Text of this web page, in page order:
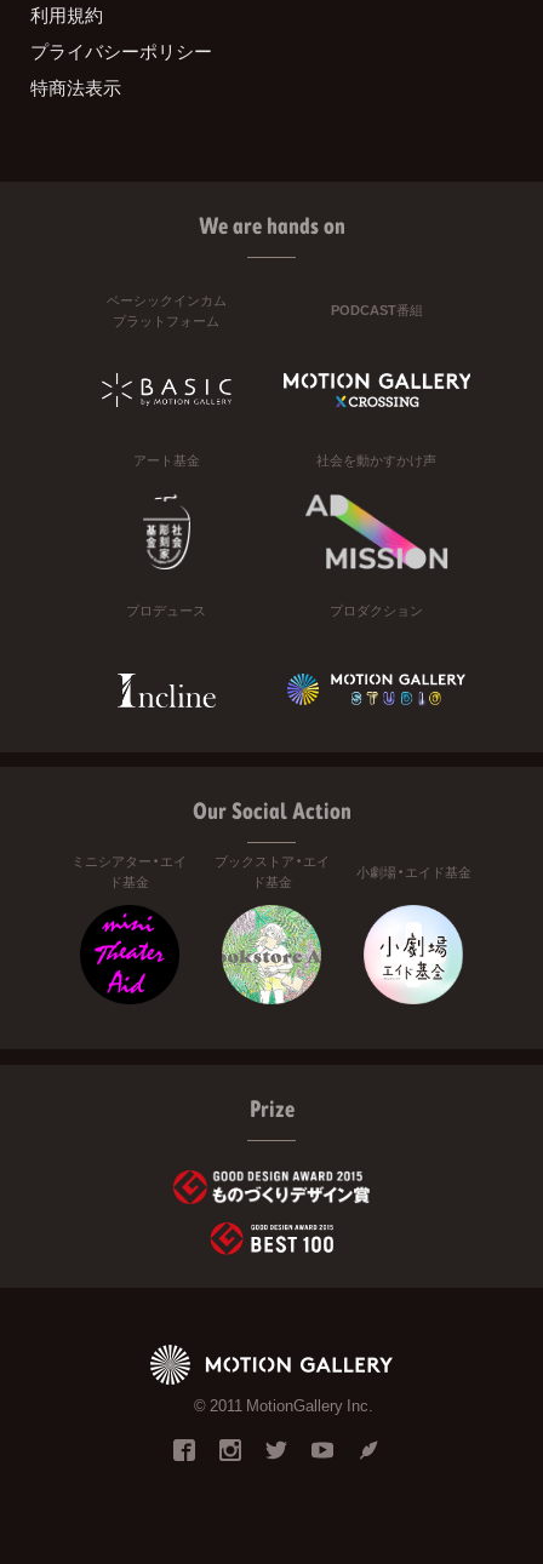
利用規約
プライバシーポリシー
特商法表示
We are hands on
ベーシックインカム
プラットフォーム
PODCAST番組
アート基金 社会を動かすかけ声
プロデュース プロダクション
Our Social Action
ミニシアター・エイ
ド基金
ブックストア・エイ
ド基金
小劇場・エイド基金
Prize
© 2011 MotionGallery Inc.